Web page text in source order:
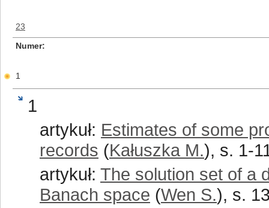
23
Numer
1
1
artykuł: Estimates of some
records (Kałuszka M.), s. 1-
artykuł: The solution set of a
Banach space (Wen S.), s.